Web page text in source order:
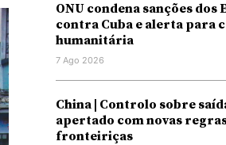
ONU condena sanções dos
contra Cuba e alerta para
humanitária
7 Ago 2026
China | Controlo sobre
apertado com novas
fronteiriças